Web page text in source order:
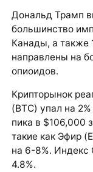
Дональд Трамп
большинство
Канады, а также
направлены на
опиоидов.
Крипторынок
(BTC) упал на
пика в $106,000
такие как Эфир (
на 6-8%. Индекс
4.8%.